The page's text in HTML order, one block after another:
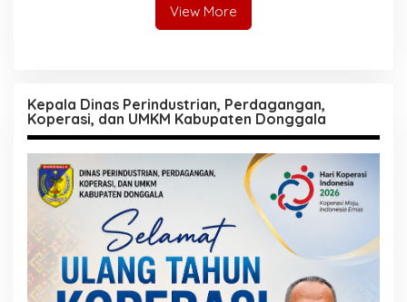
View More
Kepala Dinas Perindustrian, Perdagangan,
Koperasi, dan UMKM Kabupaten Donggala